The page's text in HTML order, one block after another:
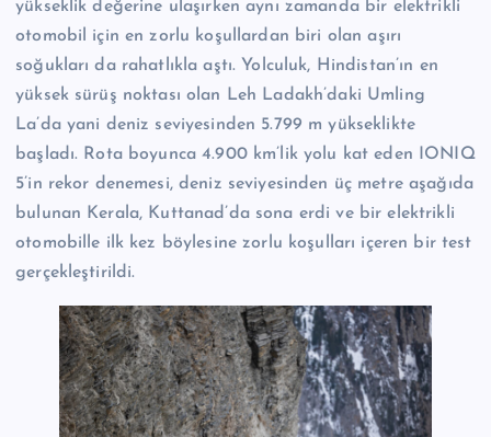
yükseklik değerine ulaşırken aynı zamanda bir elektrikli
otomobil için en zorlu koşullardan biri olan aşırı
soğukları da rahatlıkla aştı. Yolculuk, Hindistan’ın en
yüksek sürüş noktası olan Leh Ladakh’daki Umling
La’da yani deniz seviyesinden 5.799 m yükseklikte
başladı. Rota boyunca 4.900 km’lik yolu kat eden IONIQ
5’in rekor denemesi, deniz seviyesinden üç metre aşağıda
bulunan Kerala, Kuttanad’da sona erdi ve bir elektrikli
otomobille ilk kez böylesine zorlu koşulları içeren bir test
gerçekleştirildi.